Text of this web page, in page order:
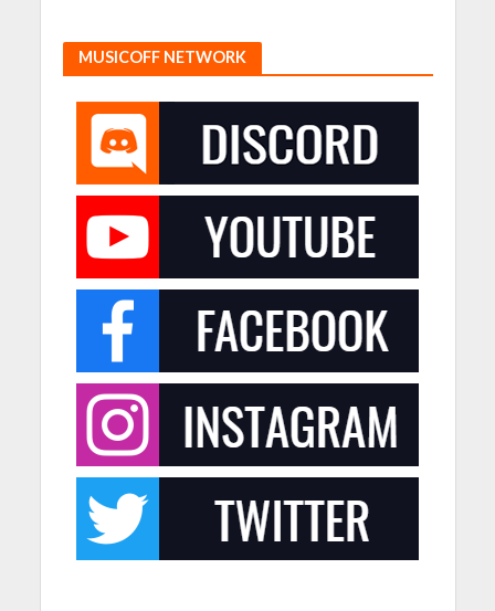
MUSICOFF NETWORK